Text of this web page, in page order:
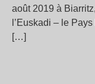
août 2019 à
l’Euskadi – le
[…]